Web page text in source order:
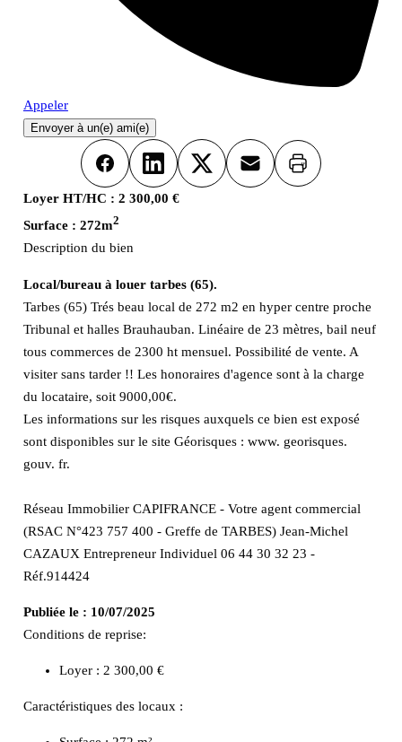
Appeler
Envoyer à un(e) ami(e)
FacebookLinkedInX Email Imprimer
Loyer HT/HC : 2 300,00 €
Surface : 272m2
Description du bien
Local/bureau à louer tarbes (65).
Tarbes (65) Trés beau local de 272 m2 en hyper centre proche
Tribunal et halles Brauhauban. Linéaire de 23 mètres, bail neuf
tous commerces de 2300 ht mensuel. Possibilité de vente. A
visiter sans tarder !! Les honoraires d'agence sont à la charge
du locataire, soit 9000,00€.
Les informations sur les risques auxquels ce bien est exposé
sont disponibles sur le site Géorisques : www. georisques.
gouv. fr.
Réseau Immobilier CAPIFRANCE - Votre agent commercial
(RSAC N°423 757 400 - Greffe de TARBES) Jean-Michel
CAZAUX Entrepreneur Individuel 06 44 30 32 23 -
Réf.914424
Publiée le : 10/07/2025
Conditions de reprise:
Loyer : 2 300,00 €
Caractéristiques des locaux :